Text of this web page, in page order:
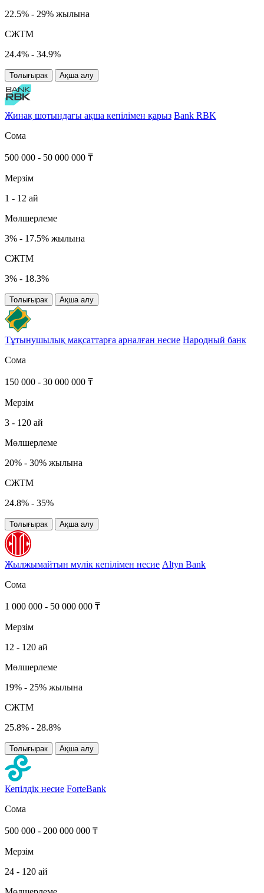
22.5% - 29% жылына
СЖТМ
24.4% - 34.9%
Толығырак Ақша алу
Жинақ шотындағы ақша кепілімен қарыз Bank RBK
Сома
500 000 - 50 000 000 ₸
Мерзім
1 - 12 ай
Мөлшерлеме
3% - 17.5% жылына
СЖТМ
3% - 18.3%
Толығырак Ақша алу
Тұтынушылық мақсаттарға арналған несие Народный банк
Сома
150 000 - 30 000 000 ₸
Мерзім
3 - 120 ай
Мөлшерлеме
20% - 30% жылына
СЖТМ
24.8% - 35%
Толығырак Ақша алу
Жылжымайтын мүлік кепілімен несие Altyn Bank
Сома
1 000 000 - 50 000 000 ₸
Мерзім
12 - 120 ай
Мөлшерлеме
19% - 25% жылына
СЖТМ
25.8% - 28.8%
Толығырак Ақша алу
Кепілдік несие ForteBank
Сома
500 000 - 200 000 000 ₸
Мерзім
24 - 120 ай